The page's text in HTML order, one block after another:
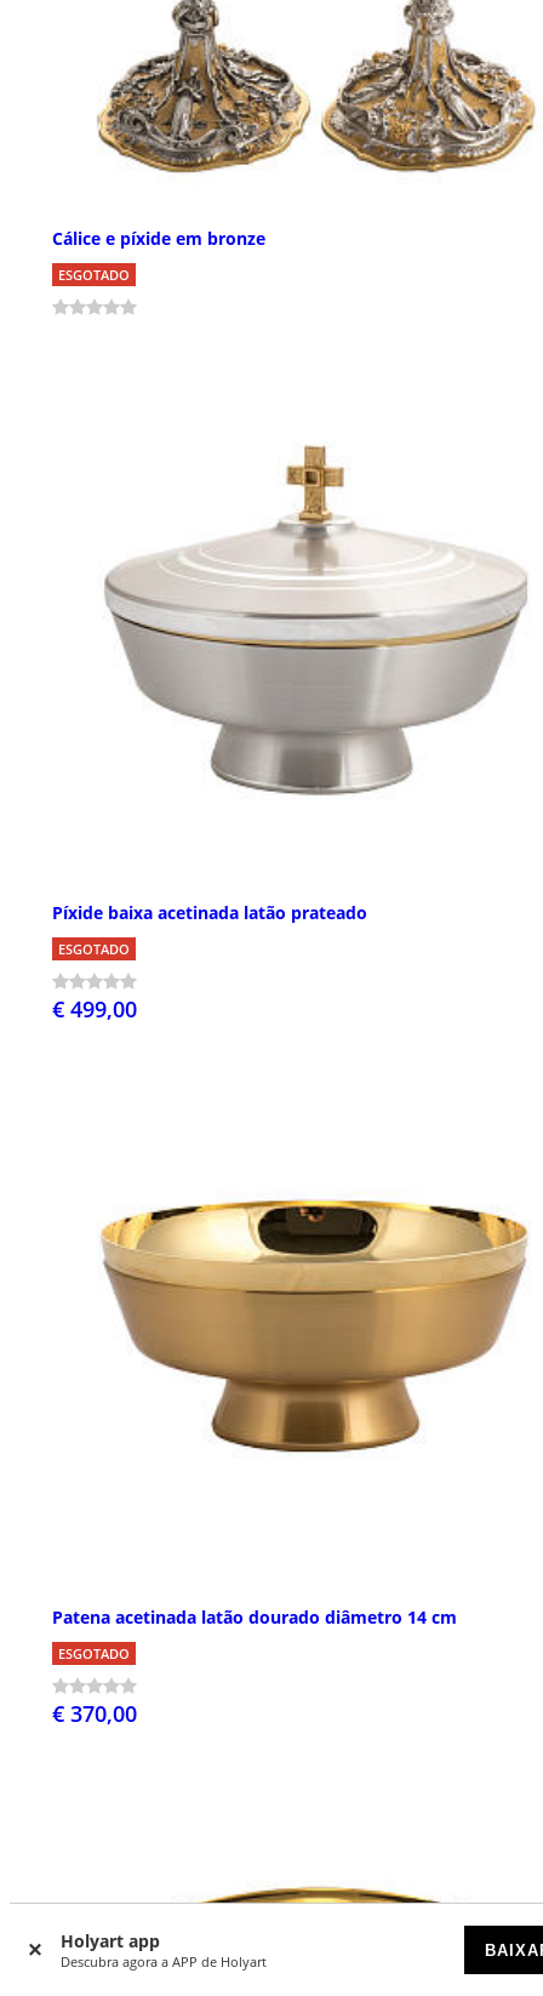
Holyart app
Descubra agora a APP de Holyart
Cálice e píxide em bronze
ESGOTADO
Píxide baixa acetinada latão prateado
ESGOTADO
€ 499,00
Patena acetinada latão dourado diâmetro 14 cm
ESGOTADO
€ 370,00